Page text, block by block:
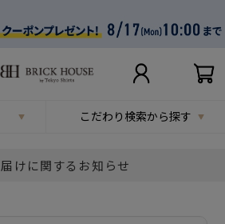
こだわり検索から探す
けに関するお知らせ